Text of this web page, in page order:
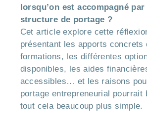
lorsqu’on est accompagné par
structure de portage ?
Cet article explore cette
présentant les apports concrets
formations, les différentes
disponibles, les aides
accessibles… et les raisons
portage entrepreneurial pourrait
tout cela beaucoup plus simple.